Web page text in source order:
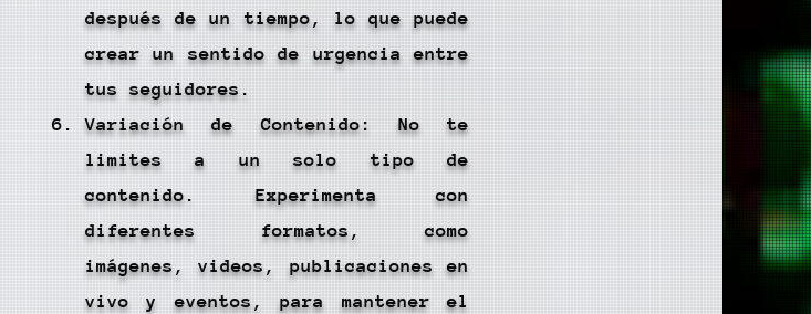
después de un tiempo, lo que puede
crear un sentido de urgencia entre
tus seguidores.
Variación de Contenido: No te
limites a un solo tipo de
contenido. Experimenta con
diferentes formatos, como
imágenes, videos, publicaciones en
vivo y eventos, para mantener el